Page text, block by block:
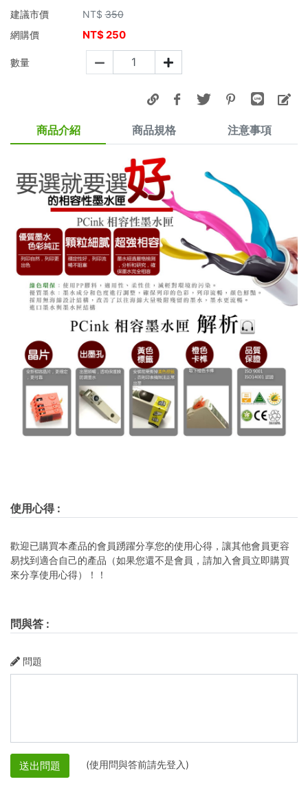
建議市價
NT$ 350
網購價
NT$ 250
數量
商品介紹 商品規格 注意事項
使用心得:
歡迎已購買本產品的會員踴躍分享您的使用心得，讓其他會員更容
易找到適合自己的產品（如果您還不是會員，請加入會員立即購買
來分享使用心得）！！
問與答 :
問題
送出問題 (使用問與答前請先登入)